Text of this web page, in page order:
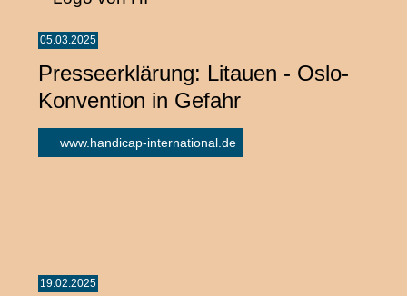
05.03.2025
Presseerklärung: Litauen - Oslo-
Konvention in Gefahr
www.handicap-international.de
19.02.2025